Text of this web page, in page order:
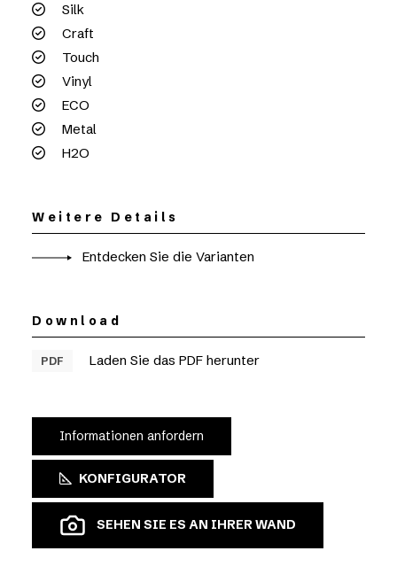
Silk
Craft
Touch
Vinyl
ECO
Metal
H2O
Weitere Details
Entdecken Sie die Varianten
Download
PDF Laden Sie das PDF herunter
Informationen anfordern
KONFIGURATOR
SEHEN SIE ES AN IHRER WAND